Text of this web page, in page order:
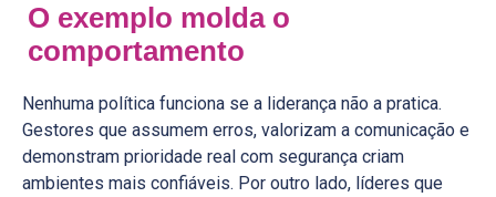
O exemplo molda o
comportamento
Nenhuma política funciona se a liderança não a pratica.
Gestores que assumem erros, valorizam a comunicação e
demonstram prioridade real com segurança criam
ambientes mais confiáveis. Por outro lado, líderes que